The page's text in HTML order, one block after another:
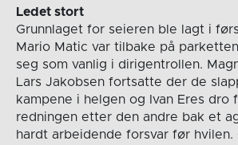
Ledet stort
Grunnlaget for seieren ble lagt i
Mario Matic var tilbake på
seg som vanlig i dirigentrollen.
Lars Jakobsen fortsatte der de
kampene i helgen og Ivan Eres dro
redningen etter den andre bak et
hardt arbeidende forsvar før hvilen.